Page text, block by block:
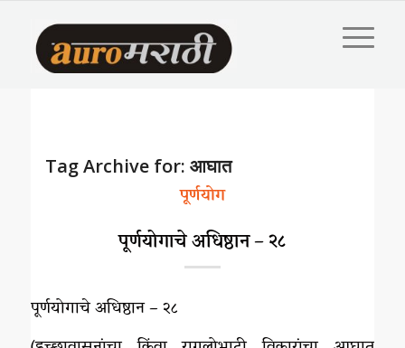
Tag Archive for: आघात
पूर्णयोग
पूर्णयोगाचे अधिष्ठान – २८
पूर्णयोगाचे अधिष्ठान – २८